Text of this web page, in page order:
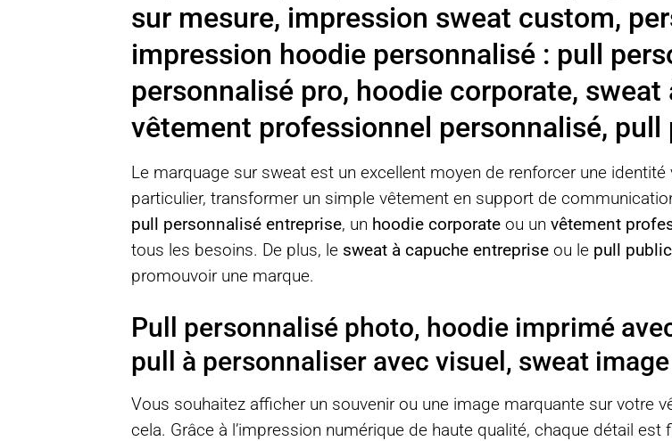
sur mesure, impression sweat custom,
impression hoodie personnalisé : pull
personnalisé pro, hoodie corporate,
vêtement professionnel personnalisé,
Le marquage sur sweat est un excellent moyen de renforcer une
particulier, transformer un simple vêtement en support de
pull personnalisé entreprise, un hoodie corporate ou un vêtement
tous les besoins. De plus, le sweat à capuche entreprise ou le pull
promouvoir une marque.
Pull personnalisé photo, hoodie imprimé
pull à personnaliser avec visuel, sweat
Vous souhaitez afficher un souvenir ou une image marquante sur votre
cela. Grâce à l’impression numérique de haute qualité, chaque détail